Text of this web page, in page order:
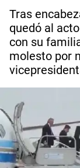
Tras
quedó al
con su
molesto por